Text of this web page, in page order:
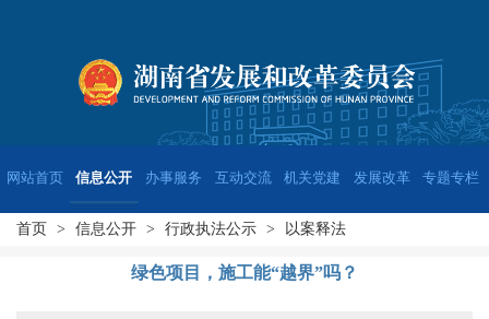
网站首页 信息公开 办事服务 互动交流 机关党建 发展改革 专题专栏
首页 > 信息公开 > 行政执法公示 > 以案释法
绿色项目，施工能“越界”吗？